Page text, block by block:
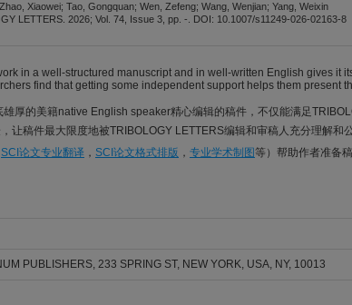
Xiaowei; Tao, Gongquan; Wen, Zefeng; Wang, Wenjian; Yang, Weixin
LETTERS. 2026; Vol. 74, Issue 3, pp. -. DOI: 10.1007/s11249-026-02163-8
in a well-structured manuscript and in well-written English gives it
find that getting some independent support helps them present
厚的美籍native English speaker精心编辑的稿件，不仅能满足
让稿件最大限度地被TRIBOLOGY LETTERS编辑和审稿人充分理解
SCI论文专业翻译 ， SCI论文格式排版 ， 专业学术制图等）帮助作者准备
PUBLISHERS, 233 SPRING ST, NEW YORK, USA, NY, 10013